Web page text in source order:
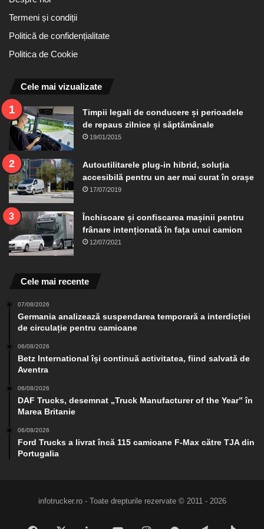
Termeni și condiții
Politică de confidențialitate
Politica de Cookie
Cele mai vizualizate
Timpii legali de conducere și perioadele
de repaus zilnice și săptămânale
19/01/2015
Autoutilitarele plug-in hibrid, soluția
accesibilă pentru un aer mai curat în orașe
17/07/2019
Închisoare și confiscarea mașinii pentru
frânare intenționată în fața unui camion
12/07/2021
Cele mai recente
07/08/2026
Germania analizează suspendarea temporară a interdicției
de circulație pentru camioane
06/08/2026
Betz International își continuă activitatea, fiind salvată de
Aventra
06/08/2026
DAF Trucks, desemnat „Truck Manufacturer of the Year” în
Marea Britanie
06/08/2026
Ford Trucks a livrat încă 115 camioane F-Max către TJA din
Portugalia
infotrucker.ro - Toate drepturile rezervate © 2011 - 2026